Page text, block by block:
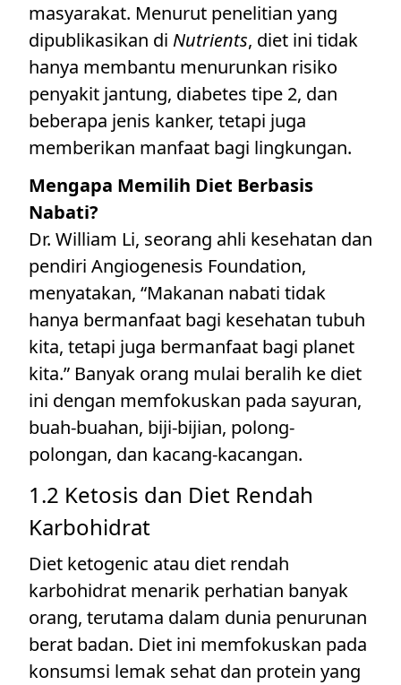
masyarakat. Menurut penelitian yang
dipublikasikan di Nutrients, diet ini tidak
hanya membantu menurunkan risiko
penyakit jantung, diabetes tipe 2, dan
beberapa jenis kanker, tetapi juga
memberikan manfaat bagi lingkungan.
Mengapa Memilih Diet Berbasis
Nabati?
Dr. William Li, seorang ahli kesehatan dan
pendiri Angiogenesis Foundation,
menyatakan, “Makanan nabati tidak
hanya bermanfaat bagi kesehatan tubuh
kita, tetapi juga bermanfaat bagi planet
kita.” Banyak orang mulai beralih ke diet
ini dengan memfokuskan pada sayuran,
buah-buahan, biji-bijian, polong-
polongan, dan kacang-kacangan.
1.2 Ketosis dan Diet Rendah
Karbohidrat
Diet ketogenic atau diet rendah
karbohidrat menarik perhatian banyak
orang, terutama dalam dunia penurunan
berat badan. Diet ini memfokuskan pada
konsumsi lemak sehat dan protein yang